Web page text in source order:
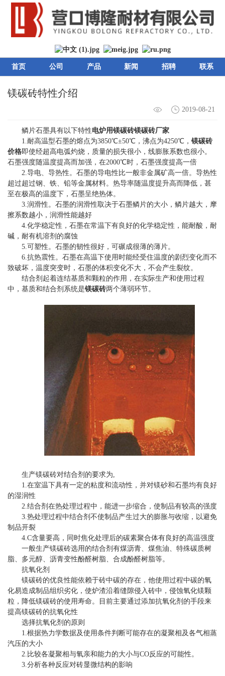
首页 公司 产品 新闻 招聘 联系
镁碳砖特性介绍
2019-08-21
鳞片石墨具有以下特性电炉用镁碳砖镁碳砖厂家
1.耐高温型石墨的熔点为3850℃±50℃，沸点为4250℃， 镁碳砖
价格即使经超高电弧灼烧，质量的损失很小，线膨胀系数也很小。
石墨强度随温度提高而加强，在2000℃时，石墨强度提高一倍
2.导电、导热性。石墨的导电性比一般非金属矿高一倍。导热性
超过超过钢、铁、铅等金属材料。热导率随温度提升高而降低，甚
至在极高的温度下，石墨呈绝热体。
3.润滑性。石墨的润滑性取决于石墨鳞片的大小，鳞片越大，摩
擦系数越小，润滑性能越好
4.化学稳定性，石墨在常温下有良好的化学稳定性，能耐酸，耐
碱，耐有机溶剂的腐蚀
5.可塑性。石墨的韧性很好，可碾成很薄的薄片。
6.抗热震性。石墨在高温下使用时能经受住温度的剧烈变化而不
致破坏，温度突变时，石墨的体积变化不大，不会产生裂纹。
结合剂起着连结基质和颗粒的作用，在实际生产和使用过程
中，基质和结合剂系统是镁碳砖两个薄弱环节。
生产镁碳砖对结合剂的要求为,
1.在室温下具有一定的粘度和流动性，并对镁砂和石墨均有良好
的湿润性
2.结合剂在热处理过程中，能进一步缩合，使制品有较高的强度
3.热处理过程中结合剂不使制品产生过大的膨胀与收缩，以避免
制品开裂
4.C含量要高，同时焦化处理后的碳素聚合体有良好的高温强度
一般生产镁碳砖选用的结合剂有煤沥青、煤焦油、特殊碳质树
脂、多元醇、沥青变性酚醛树脂、合成酚醛树脂等。
抗氧化剂
镁碳砖的优良性能依赖于砖中碳的存在，他使用过程中碳的氧
化易造成制品组织劣化，使炉渣沿着缝隙侵入砖中，侵蚀氧化镁颗
粒，降低镁碳砖的使用寿命。目前主要通过添加抗氧化剂的手段来
提高镁碳砖的抗氧化性
选择抗氧化剂的原则
1.根据热力学数据及使用条件判断可能存在的凝聚相及各气相蒸
汽压的大小
2.比较各凝聚相与氧亲和能力的大小与CO反应的可能性。
3.分析各种反应对砖显微结构的影响